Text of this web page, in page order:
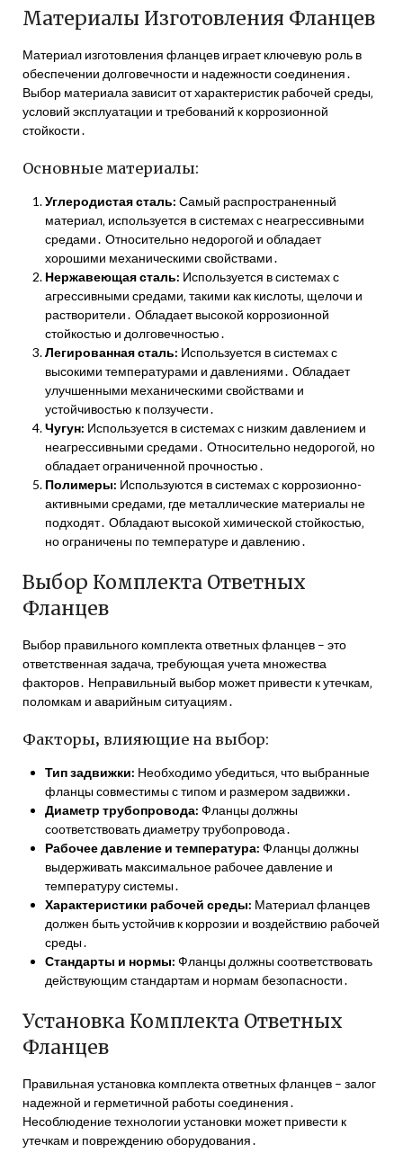
Материалы Изготовления Фланцев
Материал изготовления фланцев играет ключевую роль в
обеспечении долговечности и надежности соединения․
Выбор материала зависит от характеристик рабочей среды‚
условий эксплуатации и требований к коррозионной
стойкости․
Основные материалы:
Углеродистая сталь: Самый распространенный
материал‚ используется в системах с неагрессивными
средами․ Относительно недорогой и обладает
хорошими механическими свойствами․
Нержавеющая сталь: Используется в системах с
агрессивными средами‚ такими как кислоты‚ щелочи и
растворители․ Обладает высокой коррозионной
стойкостью и долговечностью․
Легированная сталь: Используется в системах с
высокими температурами и давлениями․ Обладает
улучшенными механическими свойствами и
устойчивостью к ползучести․
Чугун: Используется в системах с низким давлением и
неагрессивными средами․ Относительно недорогой‚ но
обладает ограниченной прочностью․
Полимеры: Используются в системах с коррозионно-
активными средами‚ где металлические материалы не
подходят․ Обладают высокой химической стойкостью‚
но ограничены по температуре и давлению․
Выбор Комплекта Ответных
Фланцев
Выбор правильного комплекта ответных фланцев – это
ответственная задача‚ требующая учета множества
факторов․ Неправильный выбор может привести к утечкам‚
поломкам и аварийным ситуациям․
Факторы‚ влияющие на выбор:
Тип задвижки: Необходимо убедиться‚ что выбранные
фланцы совместимы с типом и размером задвижки․
Диаметр трубопровода: Фланцы должны
соответствовать диаметру трубопровода․
Рабочее давление и температура: Фланцы должны
выдерживать максимальное рабочее давление и
температуру системы․
Характеристики рабочей среды: Материал фланцев
должен быть устойчив к коррозии и воздействию рабочей
среды․
Стандарты и нормы: Фланцы должны соответствовать
действующим стандартам и нормам безопасности․
Установка Комплекта Ответных
Фланцев
Правильная установка комплекта ответных фланцев – залог
надежной и герметичной работы соединения․
Несоблюдение технологии установки может привести к
утечкам и повреждению оборудования․